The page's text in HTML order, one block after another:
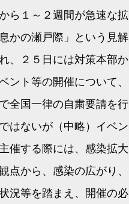
から１～２週間が急速な拡
かの瀬戸際」という見解
、２５日には対策本部か
ント等の開催について、
全国一律の自粛要請を行
はないが（中略）イベン
催する際には、感染拡大
点から、感染の広がり、
況等を踏まえ、開催の必